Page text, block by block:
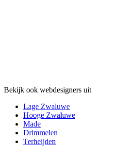
Bekijk ook webdesigners uit
Lage Zwaluwe
Hooge Zwaluwe
Made
Drimmelen
Terheijden